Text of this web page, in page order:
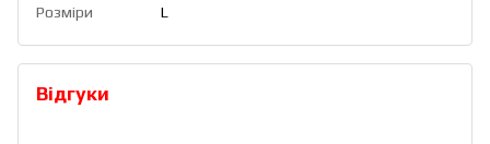
Розміри
L
Відгуки